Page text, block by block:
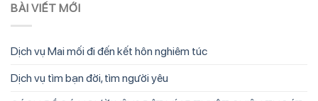
BÀI VIẾT MỚI
Dịch vụ Mai mối đi đến kết hôn nghiêm túc
Dịch vụ tìm bạn đời, tìm người yêu